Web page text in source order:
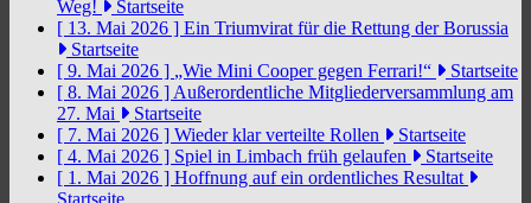
Weg!
Startseite
[ 13. Mai 2026 ] Ein Triumvirat für die Rettung der Borussia
Startseite
[ 9. Mai 2026 ] „Wie Mini Cooper gegen Ferrari!“
Startseite
[ 8. Mai 2026 ] Außerordentliche Mitgliederversammlung am
27. Mai
Startseite
[ 7. Mai 2026 ] Wieder klar verteilte Rollen
Startseite
[ 4. Mai 2026 ] Spiel in Limbach früh gelaufen
Startseite
[ 1. Mai 2026 ] Hoffnung auf ein ordentliches Resultat
Startseite